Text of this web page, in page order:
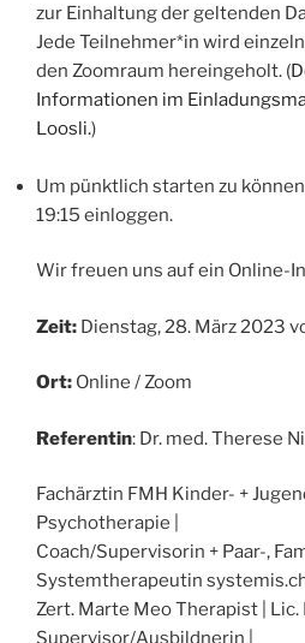
zur Einhaltung der geltenden
Jede Teilnehmer*in wird
den Zoomraum hereingeholt. (
Informationen im
Loosli.)
Um pünktlich starten zu
19:15 einloggen.
Wir freuen uns auf ein Online-
Zeit: Dienstag, 28. März 2023
Ort: Online / Zoom
Referentin: Dr. med. Therese
Fachärztin FMH Kinder- +
Psychotherapie |
Coach/Supervisorin + Paar-,
Systemtherapeutin systemis.ch
Zert. Marte Meo Therapist |
Supervisor/Ausbildnerin |